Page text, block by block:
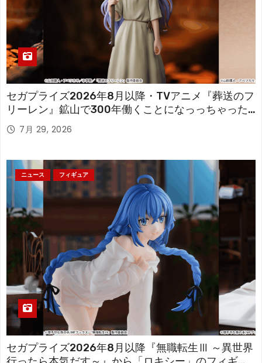
セガプライズ2026年8月以降・TVアニメ『葬送のフ
リーレン』鉱山で300年働くことになっっちゃった
「フリーレン」を立体化！
7月 29, 2026
ニュース フィギュア
セガプライズ2026年8月以降『無職転生Ⅲ ～異世界